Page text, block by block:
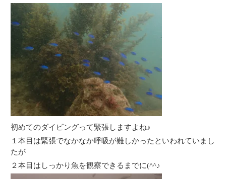
初めてのダイビングって緊張しますよね♪
１本目は緊張でなかなか呼吸が難しかったといわれていまし
たが
２本目はしっかり魚を観察できるまでに(^^♪